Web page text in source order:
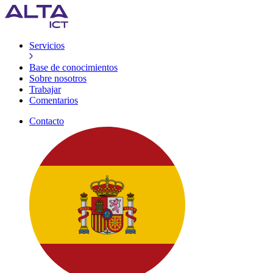
Servicios
Base de conocimientos
Sobre nosotros
Trabajar
Comentarios
Contacto